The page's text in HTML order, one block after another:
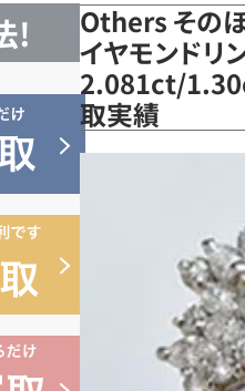
!
Others その
イヤモンドリ
2.081ct/
取実績